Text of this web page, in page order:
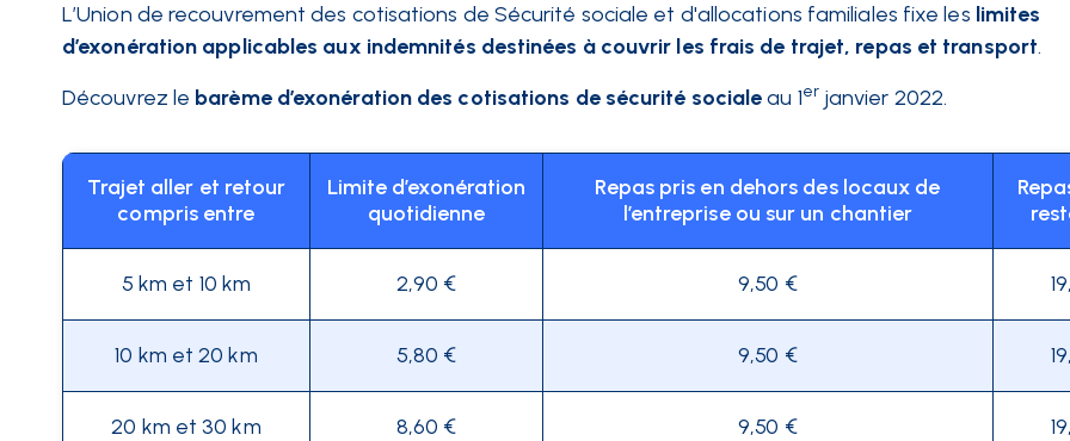
L’Union de recouvrement des cotisations de Sécurité sociale et d'allocations familiales fixe les limites
d’exonération applicables aux indemnités destinées à couvrir les frais de trajet, repas et transport.
Découvrez le barème d’exonération des cotisations de sécurité socialeau 1erjanvier 2022.
Trajet aller et retour
compris entre
Limite d’exonération
quotidienne
Repas pris en dehors des locaux de
l’entreprise ou sur un chantier
5 km et 10 km 2,90 € 9,50 €
10 km et 20 km 5,80 € 9,50 €
20 km et 30 km 8,60 € 9,50 €